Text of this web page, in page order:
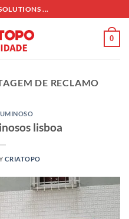
...
0
DE RECLAMO
lisboa
CRIATOPO